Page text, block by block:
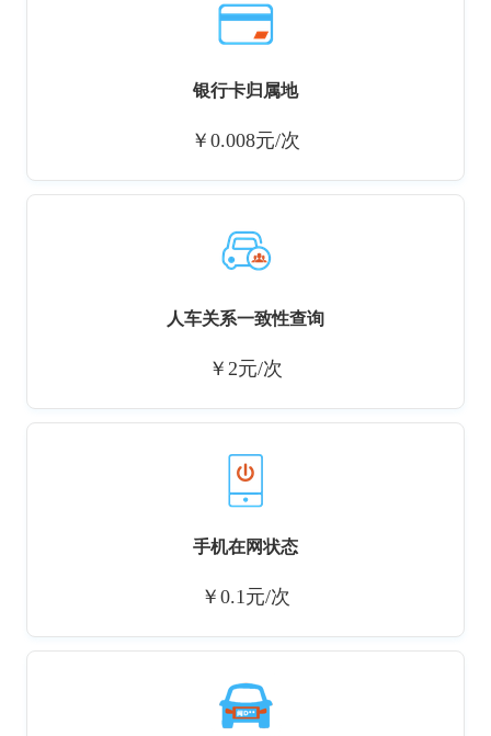
银行卡归属地
￥0.008元/次
人车关系一致性查询
￥2元/次
手机在网状态
￥0.1元/次